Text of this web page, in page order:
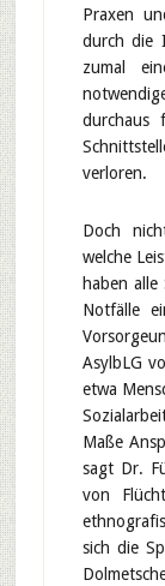
Praxen
durch die
zumal
durchaus
verloren.
Doch
welche
haben
Notfälle
AsylbLG
etwa
Maße
sagt Dr.
von
sich die